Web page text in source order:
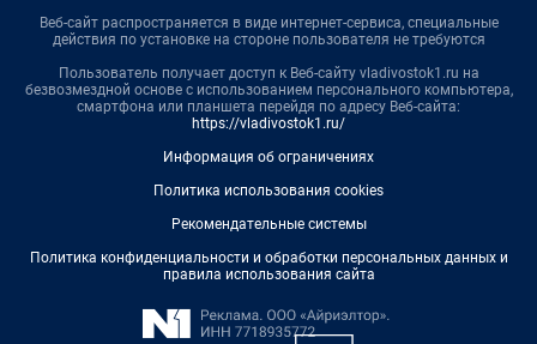
Веб-сайт распространяется в виде интернет-сервиса, специальные
действия по установке на стороне пользователя не требуются
Пользователь получает доступ к Веб-сайту vladivostok1.ru на
безвозмездной основе с использованием персонального компьютера,
смартфона или планшета перейдя по адресу Веб-сайта:
https://vladivostok1.ru/
Информация об ограничениях
Политика использования cookies
Рекомендательные системы
Политика конфиденциальности и обработки персональных данных и
правила использования сайта